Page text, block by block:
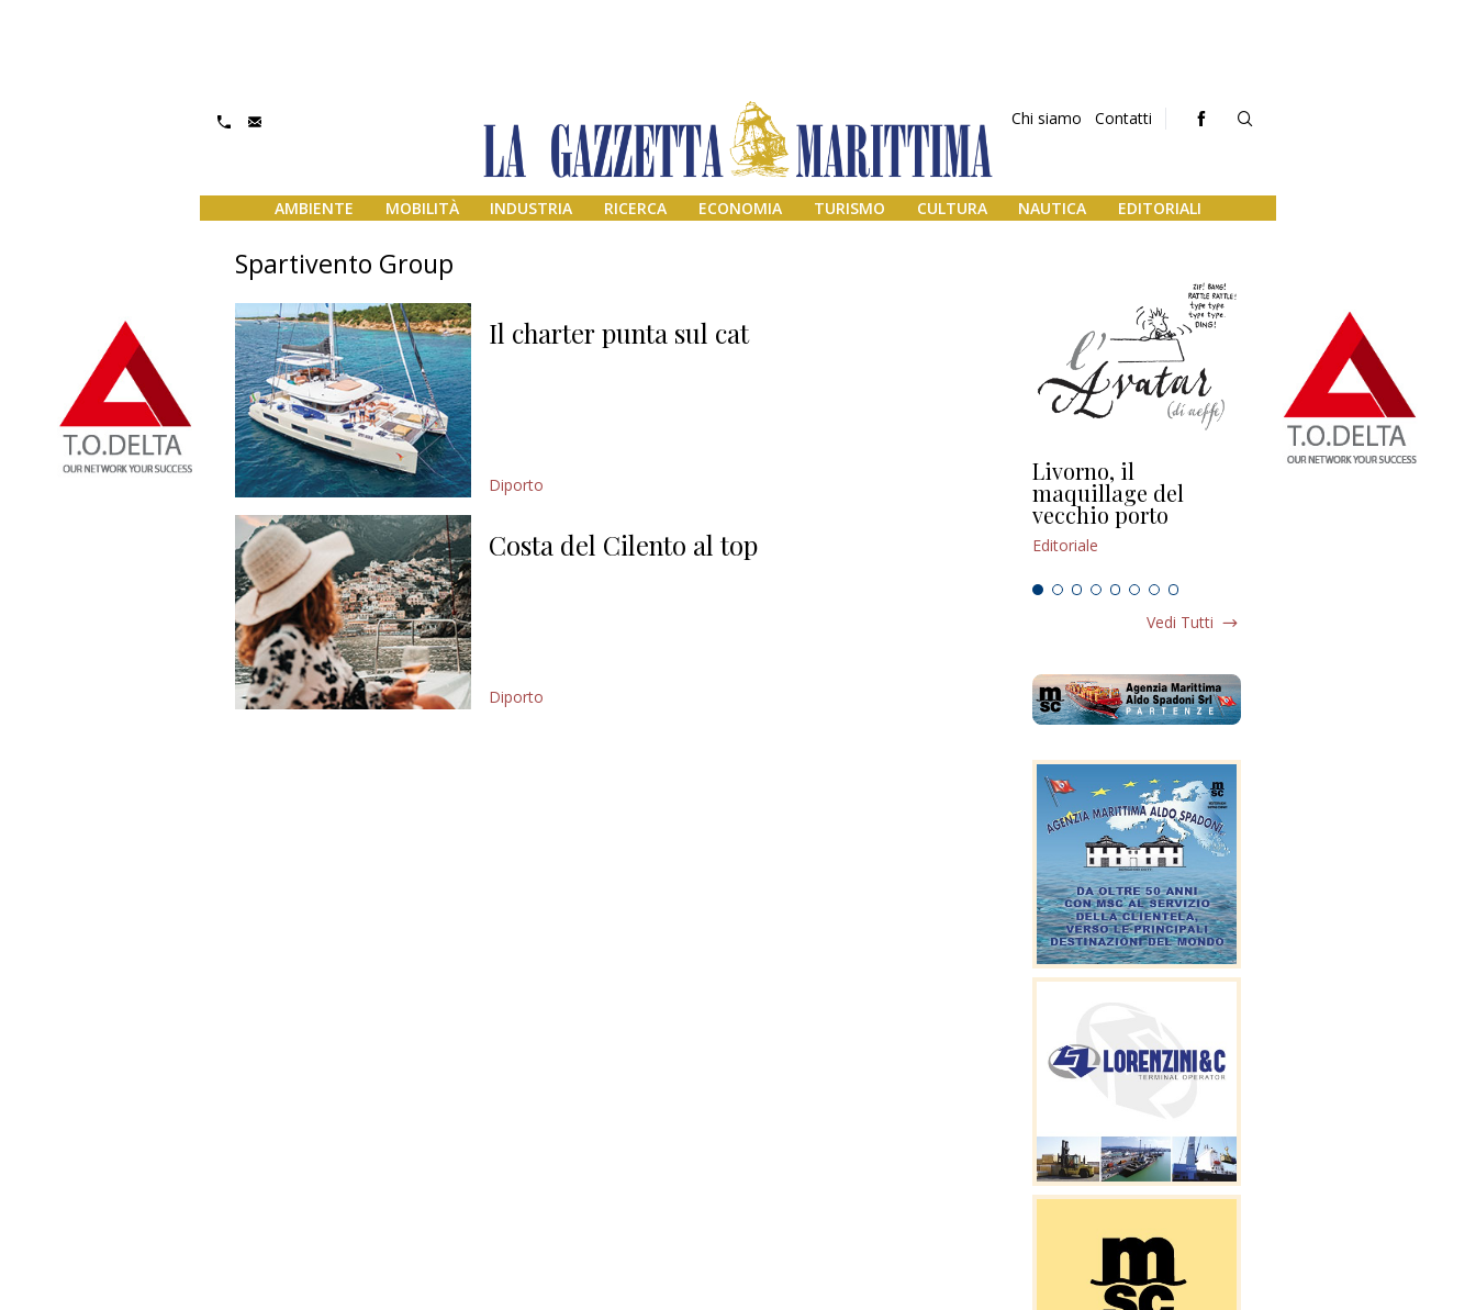
Chi siamo Contatti
AMBIENTE MOBILITÀ INDUSTRIA RICERCA ECONOMIA TURISMO CULTURA NAUTICA EDITORIALI
Spartivento Group
Il charter punta sul cat
Diporto
Costa del Cilento al top
Diporto
Livorno, il
maquillage del
vecchio porto
Editoriale
L’uscita di scena di
Vedi Tutti